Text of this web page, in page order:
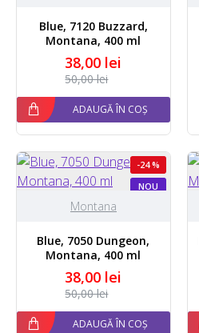
Blue, 7120 Buzzard,
Montana, 400 ml
38,00 lei
50,00 lei
ADAUGĂ ÎN COȘ
NOU
-24 %
Montana
Blue, 7050 Dungeon,
Montana, 400 ml
38,00 lei
50,00 lei
ADAUGĂ ÎN COȘ